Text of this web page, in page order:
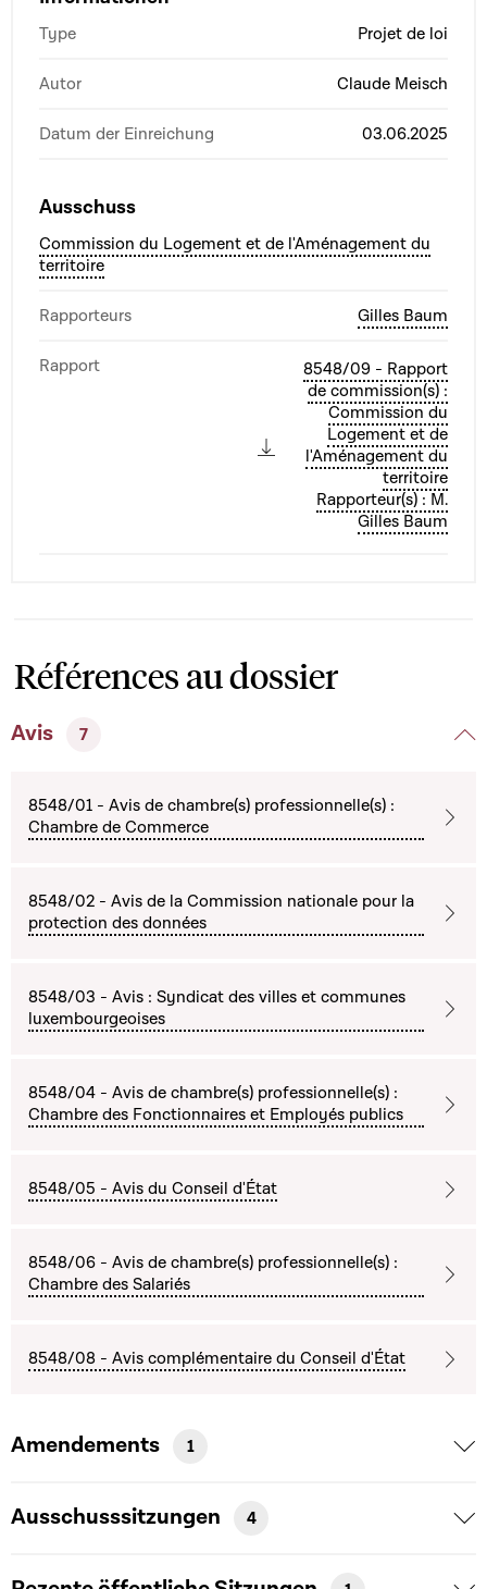
Type Projet de loi
Autor Claude Meisch
Datum der Einreichung 03.06.2025
Ausschuss
Commission du Logement et de l'Aménagement du
territoire
Rapporteurs Gilles Baum
Rapport
8548/09 - Rapport
de commission(s) :
Commission du
Logement et de
l'Aménagement du
territoire
Rapporteur(s) : M.
Gilles Baum
Références au dossier
Avis 7
8548/01 - Avis de chambre(s) professionnelle(s) :
Chambre de Commerce
8548/02 - Avis de la Commission nationale pour la
protection des données
8548/03 - Avis : Syndicat des villes et communes
luxembourgeoises
8548/04 - Avis de chambre(s) professionnelle(s) :
Chambre des Fonctionnaires et Employés publics
8548/05 - Avis du Conseil d'État
8548/06 - Avis de chambre(s) professionnelle(s) :
Chambre des Salariés
8548/08 - Avis complémentaire du Conseil d'État
Amendements 1
Ausschusssitzungen 4